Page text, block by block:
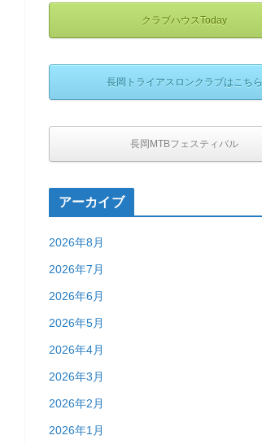
クラブハウスToday
長岡トライアスロンクラブはこちら
長岡MTBフェスティバル
アーカイブ
2026年8月
2026年7月
2026年6月
2026年5月
2026年4月
2026年3月
2026年2月
2026年1月